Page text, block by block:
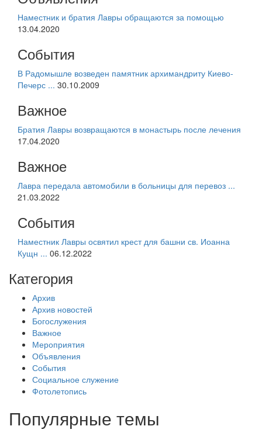
Наместник и братия Лавры обращаются за помощью
13.04.2020
События
В Радомышле возведен памятник архимандриту Киево-
Печерс ... 30.10.2009
Важное
Братия Лавры возвращаются в монастырь после лечения
17.04.2020
Важное
Лавра передала автомобили в больницы для перевоз ...
21.03.2022
События
Наместник Лавры освятил крест для башни св. Иоанна
Кущн ... 06.12.2022
Категория
Архив
Архив новостей
Богослужения
Важное
Мероприятия
Объявления
События
Социальное служение
Фотолетопись
Популярные темы